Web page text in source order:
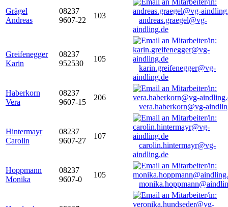
Grägel
Andreas
08237
9607-22
103
andreas.graegel@vg-
aindling.de
Greifenegger
Karin
08237
952530
105
karin.greifenegger@vg-
aindling.de
Haberkorn
Vera
08237
9607-15
206
vera.haberkorn@vg-
Hintermayr
Carolin
08237
9607-27
107
carolin.hintermayr@vg-
aindling.de
Hoppmann
Monika
08237
9607-0
105